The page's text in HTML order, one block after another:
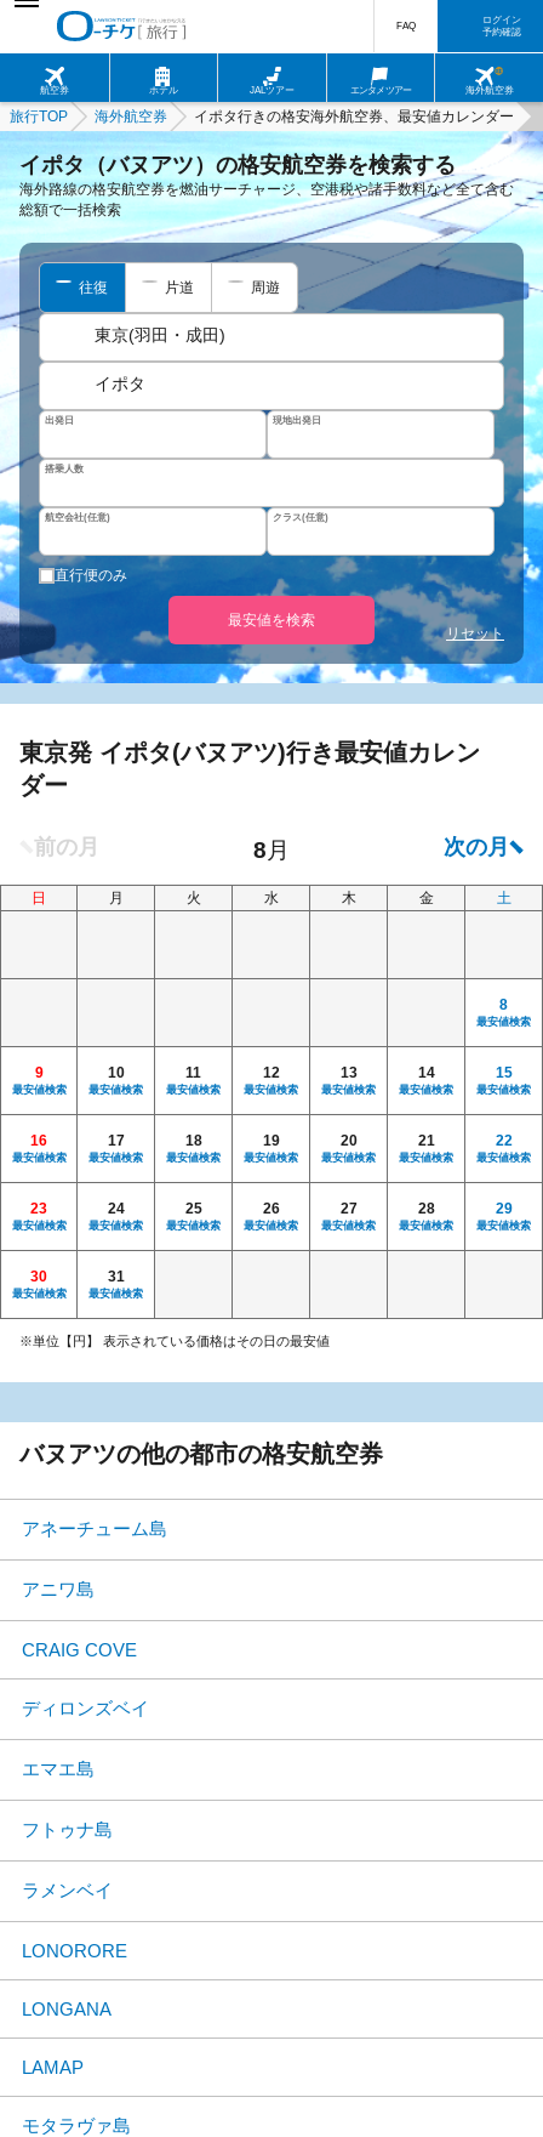
航空券 ホテル JALツアー エンタメツアー 海外航空券
FAQ
ログイン
予約確認
旅行TOP 海外航空券 イポタ行きの格安海外航空券、最安値カレンダー
イポタ（バヌアツ）の格安航空券を検索する
海外路線の格安航空券を燃油サーチャージ、空港税や諸手数料など全て含む
総額で一括検索
往復 片道 周遊
東京(羽田・成田)
イポタ
出発日 現地出発日
搭乗人数
航空会社(任意) クラス(任意)
直行便のみ
最安値を検索
リセット
東京発 イポタ(バヌアツ)行き最安値カレン
ダー
日 月 火 水 木 金 土
8
最安値検索
9
最安値検索
10
最安値検索
11
最安値検索
12
最安値検索
13
最安値検索
14
最安値検索
15
最安値検索
16
最安値検索
17
最安値検索
18
最安値検索
19
最安値検索
20
最安値検索
21
最安値検索
22
最安値検索
23
最安値検索
24
最安値検索
25
最安値検索
26
最安値検索
27
最安値検索
28
最安値検索
29
最安値検索
30
最安値検索
31
最安値検索
※単位【円】 表示されている価格はその日の最安値
バヌアツの他の都市の格安航空券
アネーチューム島
アニワ島
CRAIG COVE
ディロンズベイ
エマエ島
フトゥナ島
ラメンベイ
LONORORE
LONGANA
LAMAP
モタラヴァ島